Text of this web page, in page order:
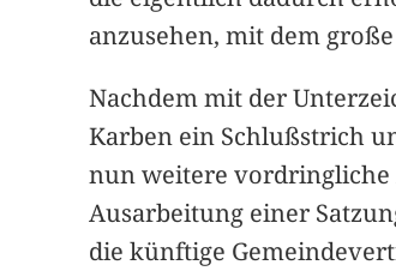
anzusehen, mit dem
Nachdem mit der
Karben ein Schlußstrich
nun weitere vordringliche
Ausarbeitung einer
die künftige